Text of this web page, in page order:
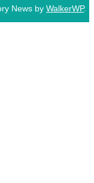
News by WalkerWP.